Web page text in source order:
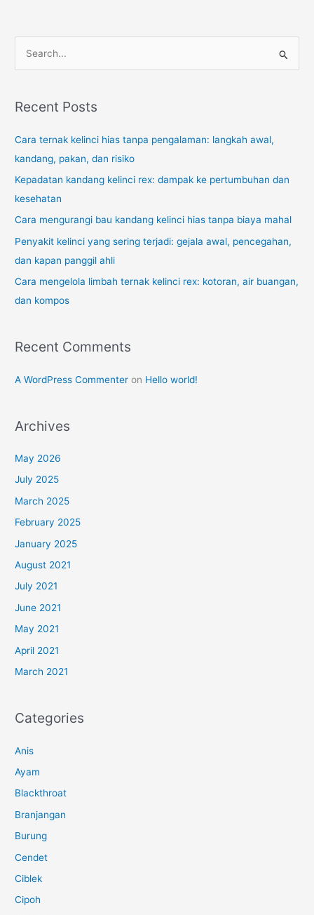
r
h
f
o
r
:
Recent Posts
Cara ternak kelinci hias tanpa pengalaman: langkah awal,
kandang, pakan, dan risiko
Kepadatan kandang kelinci rex: dampak ke pertumbuhan dan
kesehatan
Cara mengurangi bau kandang kelinci hias tanpa biaya mahal
Penyakit kelinci yang sering terjadi: gejala awal, pencegahan,
dan kapan panggil ahli
Cara mengelola limbah ternak kelinci rex: kotoran, air buangan,
dan kompos
Recent Comments
A WordPress Commenter on Hello world!
Archives
May 2026
July 2025
March 2025
February 2025
January 2025
August 2021
July 2021
June 2021
May 2021
April 2021
March 2021
Categories
Anis
Ayam
Blackthroat
Branjangan
Burung
Cendet
Ciblek
Cipoh